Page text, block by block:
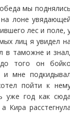
мы
на лоне
лес и поле,
лиц я увидел
в таможне и
того он
и мне
пойти к
уже год как
Кира